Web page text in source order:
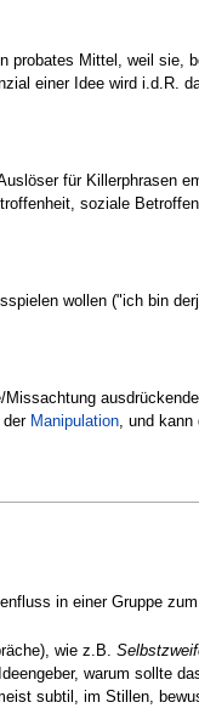
probates Mittel, weil sie,
einer Idee wird i.d.R.
für Killerphrasen
soziale
wollen ("ich bin
der Manipulation , und
in einer Gruppe
wie z.B.
warum sollte
subtil, im Stillen,